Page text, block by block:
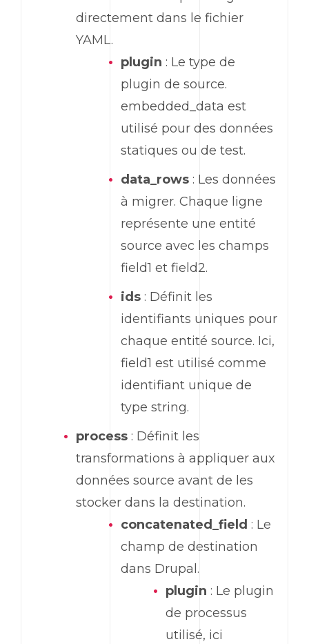
directement dans le fichier
YAML.
plugin : Le type de
plugin de source.
embedded_data est
utilisé pour des données
statiques ou de test.
data_rows : Les données
à migrer. Chaque ligne
représente une entité
source avec les champs
field1 et field2.
ids : Définit les
identifiants uniques pour
chaque entité source. Ici,
field1 est utilisé comme
identifiant unique de
type string.
process : Définit les
transformations à appliquer aux
données source avant de les
stocker dans la destination.
concatenated_field : Le
champ de destination
dans Drupal.
plugin : Le plugin
de processus
utilisé, ici